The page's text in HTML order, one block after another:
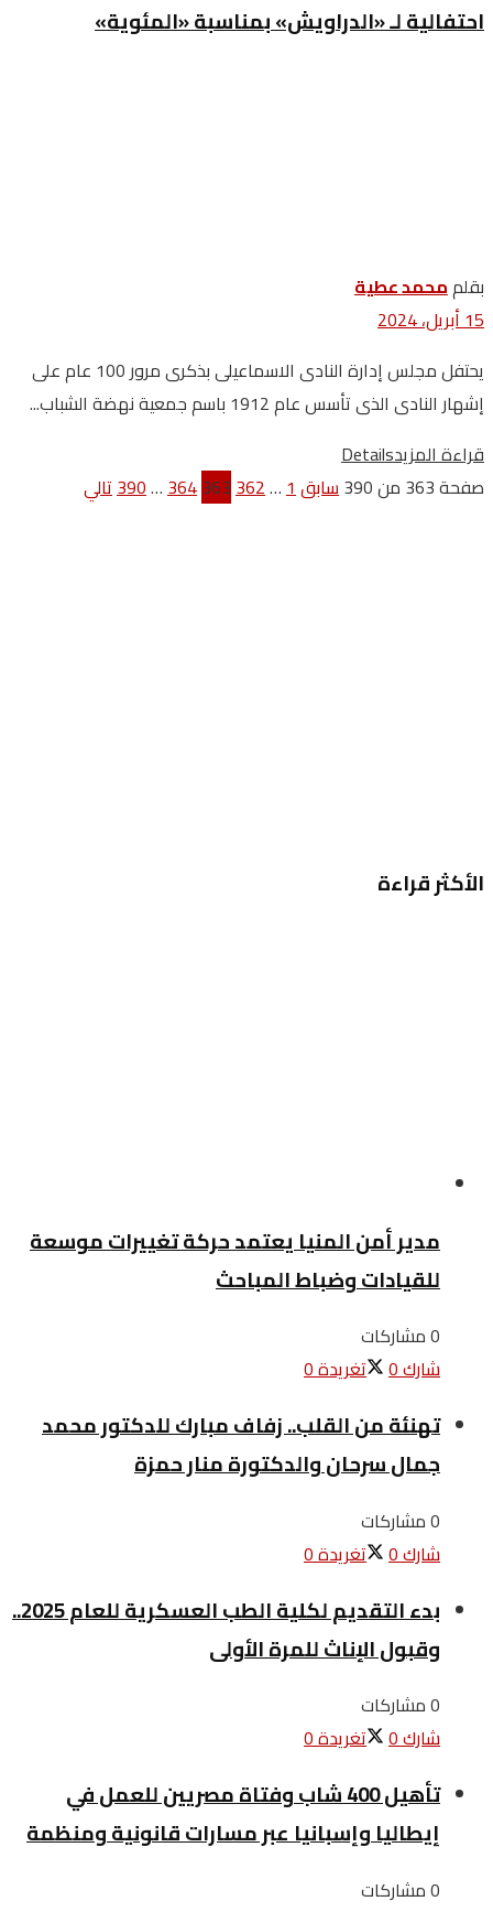
احتفالية لـ «الدراويش» بمناسبة «المئوية»
بقلممحمد عطية
15 أبريل، 2024
يحتفل مجلس إدارة النادى الاسماعيلى بذكرى مرور 100 عام على
إشهار النادى الذى تأسس عام 1912 باسم جمعية نهضة الشباب...
قراءة المزيدDetails
صفحة 363 من 390
سابق1
…
362
363
364
…
390تالي
الأكثر قراءة
مدير أمن المنيا يعتمد حركة تغييرات موسعة
للقيادات وضباط المباحث
0 مشاركات
شارك0 تغريدة0
تهنئة من القلب.. زفاف مبارك للدكتور محمد
جمال سرحان والدكتورة منار حمزة
0 مشاركات
شارك0 تغريدة0
بدء التقديم لكلية الطب العسكرية للعام 2025..
وقبول الإناث للمرة الأولى
0 مشاركات
شارك0 تغريدة0
تأهيل 400 شاب وفتاة مصريين للعمل في
إيطاليا وإسبانيا عبر مسارات قانونية ومنظمة
0 مشاركات